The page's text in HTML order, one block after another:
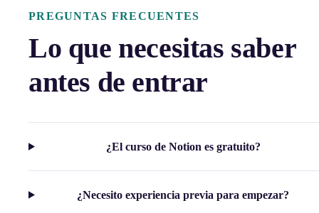
PREGUNTAS FRECUENTES
Lo que necesitas saber
antes de entrar
¿El curso de Notion es gratuito?
¿Necesito experiencia previa para empezar?